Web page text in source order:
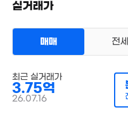
실거래가
매매 전세
최근 실거래가
3.75억
26.07.16